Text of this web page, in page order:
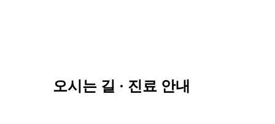
오시는 길 · 진료 안내